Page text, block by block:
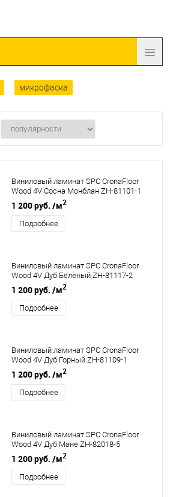
микрофаска
Виниловый ламинат SPC CronaFloor
Wood 4V Сосна Монблан ZH-81101-1
1 200 руб. /м2
Подробнее
Виниловый ламинат SPC CronaFloor
Wood 4V Дуб Белёный ZH-81117-2
1 200 руб. /м2
Подробнее
Виниловый ламинат SPC CronaFloor
Wood 4V Дуб Горный ZH-81109-1
1 200 руб. /м2
Подробнее
Виниловый ламинат SPC CronaFloor
Wood 4V Дуб Мане ZH-82018-5
1 200 руб. /м2
Подробнее